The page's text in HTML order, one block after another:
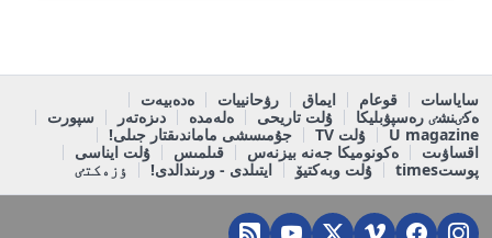
ساياسات قوعام ايماق رۋحانييات
ەدەبيەت
ەكٸنشٸ رەسپۋبليكا
ۇلت تاريحى ەلەمدە دىزەتەر
سپورت
U magazine
ۇلت TV
جۇمىسشى ماماندىقتار جىلى!
اقساۋىت
ەكونوميكا جەنە بيزنەس قىلمىس
ۇلت ايناسى
پوستtimes
ۇلت وبەكتيۆ ايتىلدى - ورىندالدى! ٶزەكتٸ